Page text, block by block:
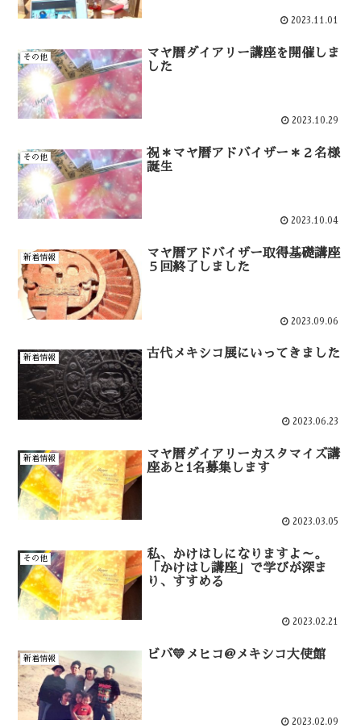
2023.11.01
その他
マヤ暦ダイアリー講座を開催しま
した
2023.10.29
その他
祝＊マヤ暦アドバイザー＊２名様
誕生
2023.10.04
新着情報
マヤ暦アドバイザー取得基礎講座
５回終了しました
2023.09.06
新着情報 古代メキシコ展にいってきました
2023.06.23
新着情報
マヤ暦ダイアリーカスタマイズ講
座あと1名募集します
2023.03.05
その他
私、かけはしになりますよ～。
「かけはし講座」で学びが深ま
り、すすめる
2023.02.21
新着情報 ビバ💛メヒコ@メキシコ大使館
2023.02.09